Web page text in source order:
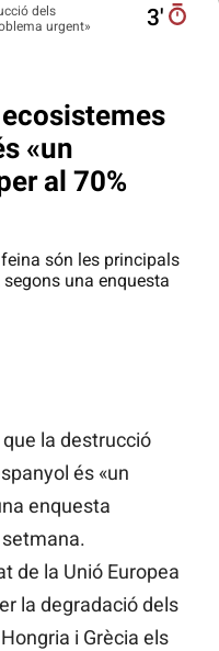
dels
urgent»
3′
«un
al 70%
són les principals
una enquesta
la destrucció
és «un
enquesta
de la Unió Europea
la degradació dels
i Grècia els